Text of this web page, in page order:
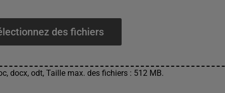
des fichiers
docx, odt, Taille max. des fichiers : 512 MB.